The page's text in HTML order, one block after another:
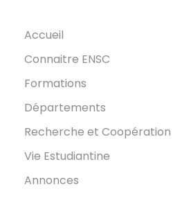
Accueil
Connaitre ENSC
Formations
Départements
Recherche et Coopération
Vie Estudiantine
Annonces